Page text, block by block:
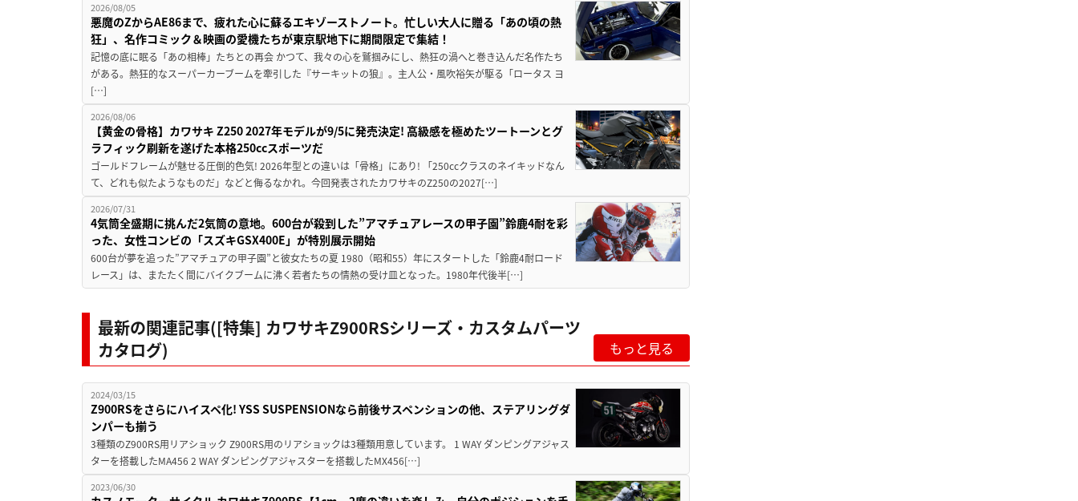
2026/08/05
悪魔のZからAE86まで、疲れた心に蘇るエキゾーストノート。忙しい大人に贈る「あの頃の熱
狂」、名作コミック＆映画の愛機たちが東京駅地下に期間限定で集結！
記憶の底に眠る「あの相棒」たちとの再会 かつて、我々の心を鷲掴みにし、熱狂の渦へと巻き込んだ名作たち
がある。熱狂的なスーパーカーブームを牽引した『サーキットの狼』。主人公・風吹裕矢が駆る「ロータス ヨ
[…]
2026/08/06
【黄金の骨格】カワサキ Z250 2027年モデルが9/5に発売決定! 高級感を極めたツートーンとグ
ラフィック刷新を遂げた本格250ccスポーツだ
ゴールドフレームが魅せる圧倒的色気! 2026年型との違いは「骨格」にあり! 「250ccクラスのネイキッドなん
て、どれも似たようなものだ」などと侮るなかれ。今回発表されたカワサキのZ250の2027[…]
2026/07/31
4気筒全盛期に挑んだ2気筒の意地。600台が殺到した”アマチュアレースの甲子園”鈴鹿4耐を彩
った、女性コンビの「スズキGSX400E」が特別展示開始
600台が夢を追った”アマチュアの甲子園”と彼女たちの夏 1980（昭和55）年にスタートした「鈴鹿4耐ロード
レース」は、またたく間にバイクブームに沸く若者たちの情熱の受け皿となった。1980年代後半[…]
最新の関連記事([特集] カワサキZ900RSシリーズ・カスタムパーツ
カタログ)
もっと見る
2024/03/15
Z900RSをさらにハイスペ化! YSS SUSPENSIONなら前後サスペンションの他、ステアリングダ
ンパーも揃う
3種類のZ900RS用リアショック Z900RS用のリアショックは3種類用意しています。 1 WAY ダンピングアジャス
ターを搭載したMA456 2 WAY ダンピングアジャスターを搭載したMX456[…]
2023/06/30